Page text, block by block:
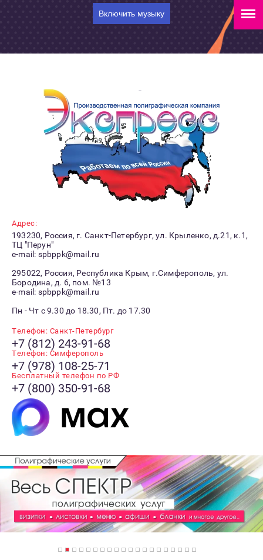
Включить музыку
Адрес:
193230, Россия, г. Санкт-Петербург, ул. Крыленко, д.21, к.1,
ТЦ "Перун"
e-mail: spbppk@mail.ru
295022, Россия, Республика Крым, г.Симферополь, ул.
Бородина, д. 6, пом. №13
e-mail: spbppk@mail.ru
Пн - Чт с 9.30 до 18.30, Пт. до 17.30
Телефон: Санкт-Петербург
+7 (812) 243-91-68
Телефон: Симферополь
+7 (978) 108-25-71
Бесплатный телефон по РФ
+7 (800) 350-91-68
1 2 3 4 5 6 7 8 9 1 1 1 1 1 1 1 1 1 1 2